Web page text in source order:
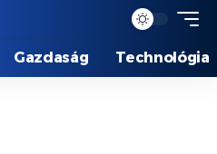
Gazdaság Technológia